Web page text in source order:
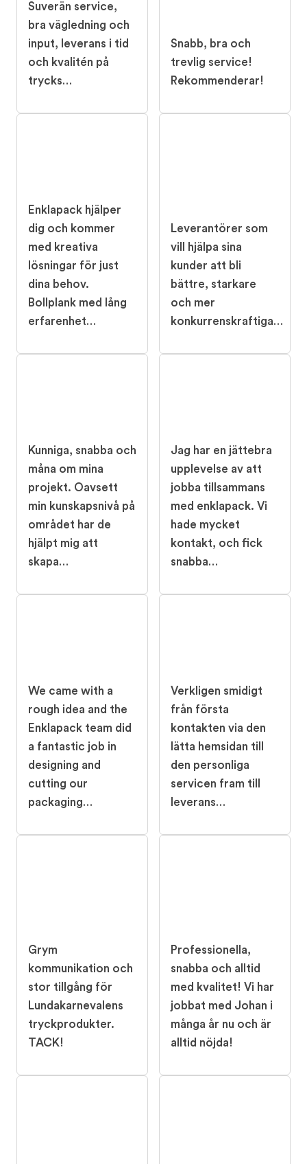
Suverän service,
bra vägledning och
input, leverans i tid
och kvalitén på
trycks…
Enklapack hjälper
dig och kommer
med kreativa
lösningar för just
dina behov.
Bollplank med lång
erfarenhet…
Kunniga, snabba och
måna om mina
projekt. Oavsett
min kunskapsnivå på
området har de
hjälpt mig att
skapa…
We came with a
rough idea and the
Enklapack team did
a fantastic job in
designing and
cutting our
packaging…
Grym
kommunikation och
stor tillgång för
Lundakarnevalens
tryckprodukter.
TACK!
Snabb, bra och
trevlig service!
Rekommenderar!
Leverantörer som
vill hjälpa sina
kunder att bli
bättre, starkare
och mer
konkurrenskraftiga…
Jag har en jättebra
upplevelse av att
jobba tillsammans
med enklapack. Vi
hade mycket
kontakt, och fick
snabba…
Verkligen smidigt
från första
kontakten via den
lätta hemsidan till
den personliga
servicen fram till
leverans…
Professionella,
snabba och alltid
med kvalitet! Vi har
jobbat med Johan i
många år nu och är
alltid nöjda!